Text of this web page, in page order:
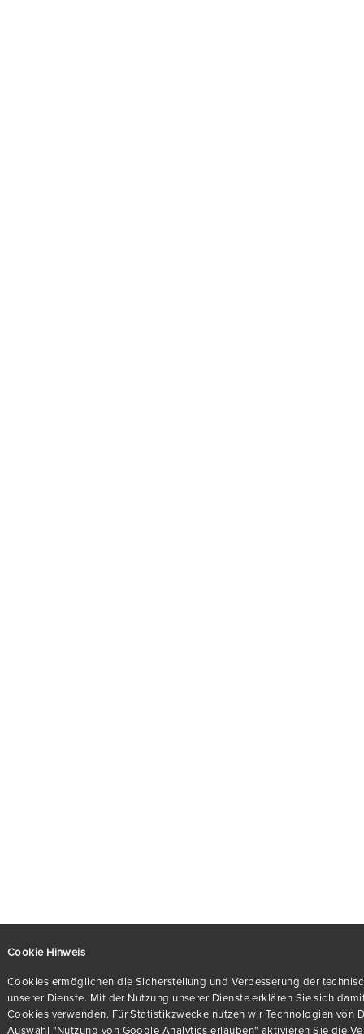
Cookie Hinweis
Cookies ermöglichen die Sicherstellung und Verbesserung der
unserer Dienste. Mit der Nutzung unserer Dienste erklären Sie sich
Cookies verwenden. Für Statistikzwecke nutzen wir Technologien von
Auswahl "Nutzung von Google Analytics erlauben" aktivieren Sie die